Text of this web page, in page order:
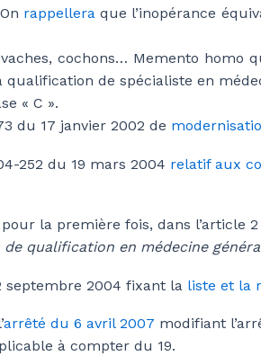
rappellera que l’inopérance
cochons… Memento homo
qualification de spécialiste en
« C ».
du 17 janvier 2002 de
252 du 19 mars 2004 relatif aux
la première fois, dans l’article
de qualification en médecine
septembre 2004 fixant la liste et la
arrêté du 6 avril 2007 modifiant
à compter du 19.